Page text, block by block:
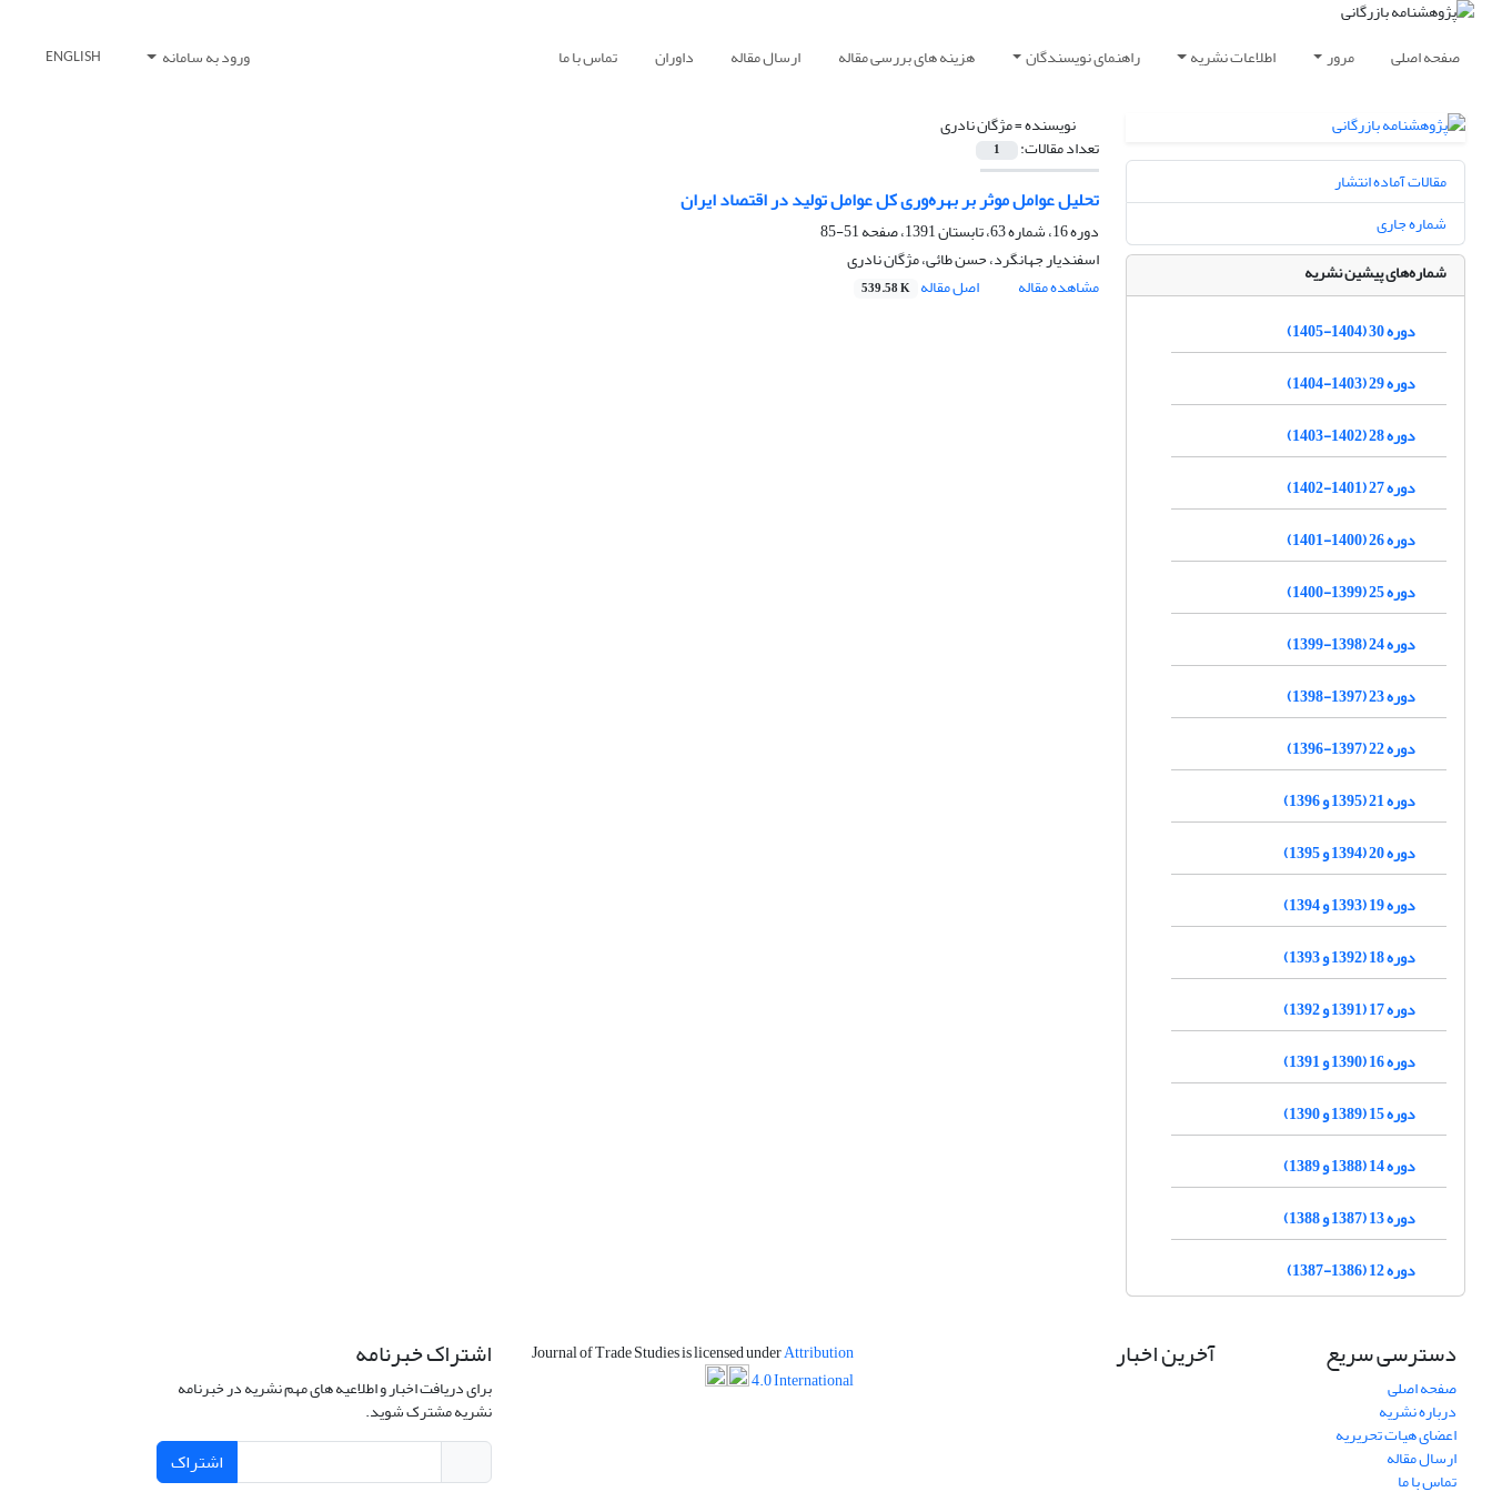
صفحه اصلی مرور اطلاعات نشریه راهنمای نویسندگان هزینه های بررسی مقاله ارسال مقاله داوران تماس با ما ورود به سامانه ENGLISH
نویسنده =مژگان نادری
تعداد مقالات: 1
تحلیل عوامل موثر بر بهره‌وری کل عوامل تولید در اقتصاد ایران
دوره 16، شماره 63، تابستان 1391، صفحه
51-85
اسفندیار جهانگرد، حسن طائی، مژگان نادری
مشاهده مقاله
اصل مقاله 539.58 K
مقالات آماده انتشار
شماره جاری
شماره‌های پیشین نشریه
دوره 30 (1404-1405)
دوره 29 (1403-1404)
دوره 28 (1402-1403)
دوره 27 (1401-1402)
دوره 26 (1400-1401)
دوره 25 (1399-1400)
دوره 24 (1398-1399)
دوره 23 (1397-1398)
دوره 22 (1397-1396)
دوره 21 (1395 و 1396)
دوره 20 (1394 و 1395)
دوره 19 (1393 و 1394)
دوره 18 (1392 و 1393)
دوره 17 (1391 و 1392)
دوره 16 (1390 و 1391)
دوره 15 (1389 و 1390)
دوره 14 (1388 و 1389)
دوره 13 (1387 و 1388)
دوره 12 (1386-1387)
دسترسی سریع
صفحه اصلی
درباره نشریه
اعضای هیات تحریریه
ارسال مقاله
تماس با ما
آخرین اخبار Journal of Trade Studies is licensed underAttribution
4.0 International
اشتراک خبرنامه
برای دریافت اخبار و اطلاعیه های مهم نشریه در خبرنامه
نشریه مشترک شوید.
اشتراک